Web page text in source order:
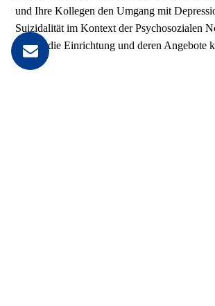
und Ihre Kollegen den Umgang mit
Suizidalität im Kontext der Psychosozialen
lernten die Einrichtung und deren Angebote